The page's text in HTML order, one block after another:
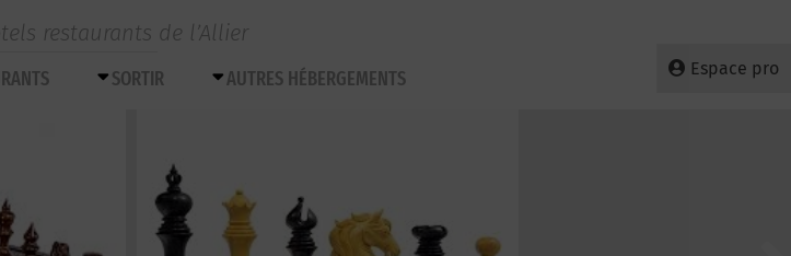
restaurants de l’Allier
Espace pro
SORTIR AUTRES HÉBERGEMENTS